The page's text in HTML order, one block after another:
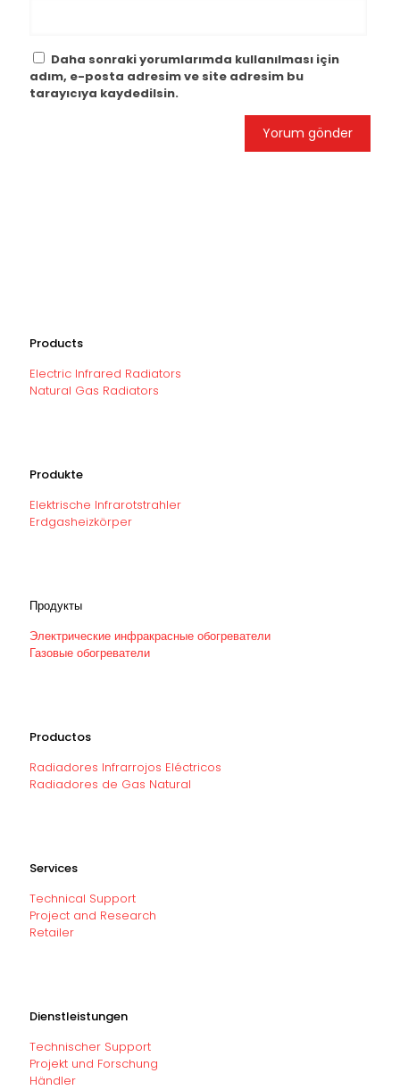
Daha sonraki yorumlarımda kullanılması için
adım, e-posta adresim ve site adresim bu
tarayıcıya kaydedilsin.
Products
Electric Infrared Radiators
Natural Gas Radiators
Produkte
Elektrische Infrarotstrahler
Erdgasheizkörper
Продукты
Электрические инфракрасные обогреватели
Газовые обогреватели
Productos
Radiadores Infrarrojos Eléctricos
Radiadores de Gas Natural
Services
Technical Support
Project and Research
Retailer
Dienstleistungen
Technischer Support
Projekt und Forschung
Händler